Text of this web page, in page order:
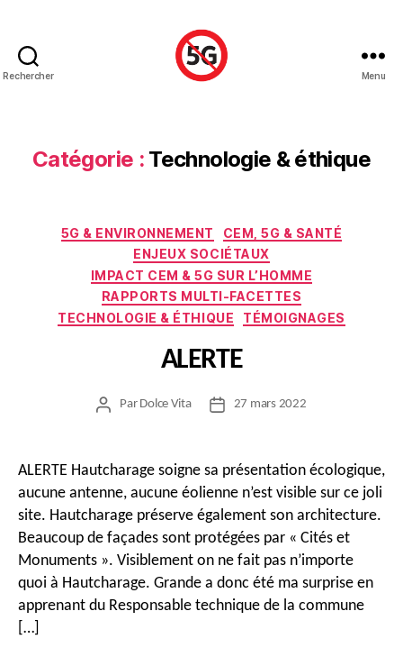
Rechercher Menu
Catégorie : Technologie & éthique
Catégories
5G & ENVIRONNEMENT
CEM, 5G & SANTÉ
ENJEUX SOCIÉTAUX
IMPACT CEM & 5G SUR L’HOMME
RAPPORTS MULTI-FACETTES
TECHNOLOGIE & ÉTHIQUE
TÉMOIGNAGES
ALERTE
Auteur
Par Dolce Vita
Date27 mars 2022
ALERTE Hautcharage soigne sa présentation écologique,
aucune antenne, aucune éolienne n’est visible sur ce joli
site. Hautcharage préserve également son architecture.
Beaucoup de façades sont protégées par « Cités et
Monuments ». Visiblement on ne fait pas n’importe
quoi à Hautcharage. Grande a donc été ma surprise en
apprenant du Responsable technique de la commune
[…]